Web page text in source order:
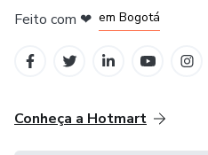
Feito com ❤ em Bogotá
Conheça a Hotmart